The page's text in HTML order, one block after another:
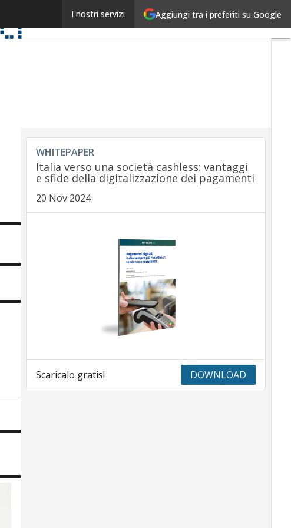
Aggiungi tra i preferiti su Google
I nostri servizi
Pos senza canone: i migliori per il retail e
WHITEPAPER
Italia verso una società cashless: vantaggi
e sfide della digitalizzazione dei pagamenti
20 Nov 2024
Scaricalo gratis! DOWNLOAD